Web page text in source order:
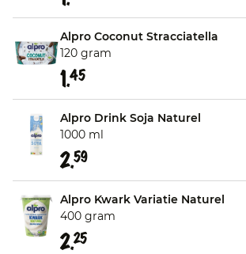
Alpro Coconut Stracciatella
120 gram
1.45
Alpro Drink Soja Naturel
1000 ml
2.59
Alpro Kwark Variatie Naturel
400 gram
2.25